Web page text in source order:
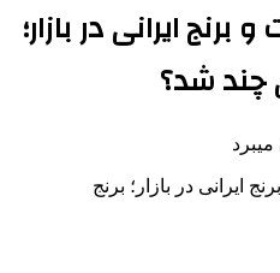
ایرانی در بازار؛
چند شد؟